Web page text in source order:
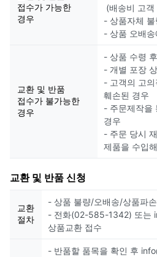
접수가 가능한
경우
(배송비 고객
- 상품자체
- 상품 오배
교환 및 반품
접수가 불가능한
경우
- 상품 수령
- 개별 포장
- 고객의 고
훼손된 경우
- 주문제작을
경우
- 주문 당시
제품을 수입
교환 및 반품 신청
교환
절차
- 상품 불량/오배송/상품파손
- 전화(02-585-1342) 또는
상품교환 접수
- 반품할 품목을 확인 후